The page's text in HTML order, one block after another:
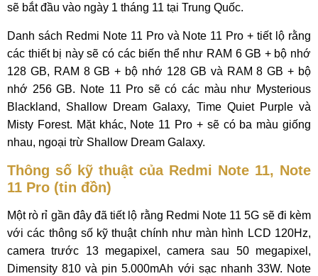
sẽ bắt đầu vào ngày 1 tháng 11 tại Trung Quốc.
Danh sách Redmi Note 11 Pro và Note 11 Pro + tiết lộ rằng
các thiết bị này sẽ có các biến thể như RAM 6 GB + bộ nhớ
128 GB, RAM 8 GB + bộ nhớ 128 GB và RAM 8 GB + bộ
nhớ 256 GB. Note 11 Pro sẽ có các màu như Mysterious
Blackland, Shallow Dream Galaxy, Time Quiet Purple và
Misty Forest. Mặt khác, Note 11 Pro + sẽ có ba màu giống
nhau, ngoại trừ Shallow Dream Galaxy.
Thông số kỹ thuật của Redmi Note 11, Note
11 Pro (tin đồn)
Một rò rỉ gần đây đã tiết lộ rằng Redmi Note 11 5G sẽ đi kèm
với các thông số kỹ thuật chính như màn hình LCD 120Hz,
camera trước 13 megapixel, camera sau 50 megapixel,
Dimensity 810 và pin 5.000mAh với sạc nhanh 33W. Note